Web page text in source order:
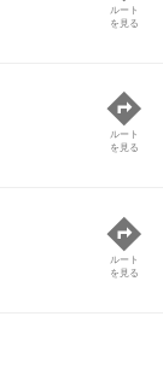
ルート
を見る
ルート
を見る
ルート
を見る